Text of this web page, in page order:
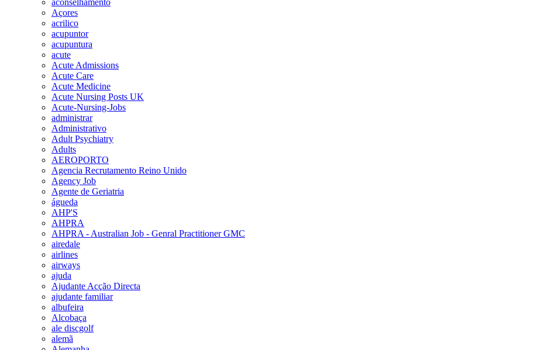
Açores
acrilico
acupuntor
acupuntura
acute
Acute Admissions
Acute Care
Acute Medicine
Acute Nursing Posts UK
Acute-Nursing-Jobs
administrar
Administrativo
Adult Psychiatry
Adults
AEROPORTO
Agencia Recrutamento Reino Unido
Agency Job
Agente de Geriatria
águeda
AHP'S
AHPRA
AHPRA - Australian Job - Genral Practitioner GMC
airedale
airlines
airways
ajuda
Ajudante Acção Directa
ajudante familiar
albufeira
Alcobaça
ale discgolf
alemã